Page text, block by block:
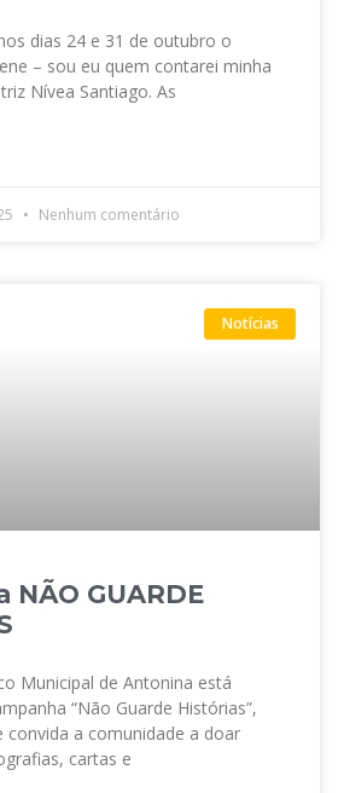
dias 24 e 31 de outubro o
– sou eu quem contarei minha
Nívea Santiago. As
Nenhum comentário
Notícias
NÃO GUARDE
Municipal de Antonina está
“Não Guarde Histórias”,
convida a comunidade a doar
cartas e